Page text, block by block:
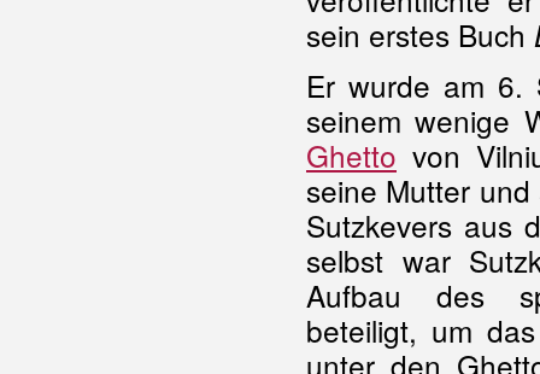
sein erstes Buch
Er wurde am 6.
seinem wenige
Ghetto von
seine Mutter
Sutzkevers aus
selbst war
Aufbau des
beteiligt, um
unter den